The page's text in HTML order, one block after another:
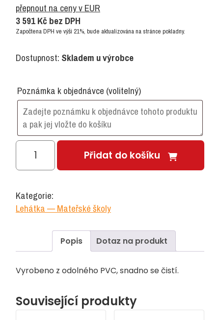
přepnout na ceny v EUR
3 591Kč bez DPH
Započtena DPH ve výši 21%, bude aktualizována na stránce pokladny.
Dostupnost: Skladem u výrobce
Poznámka k objednávce (volitelný)
Potah
lehátka
modrý
Přidat do košíku
Kategorie:
Lehátka — Mateřské školy
Popis Dotaz na produkt
Vyrobeno z odolného PVC, snadno se čistí.
Související produkty